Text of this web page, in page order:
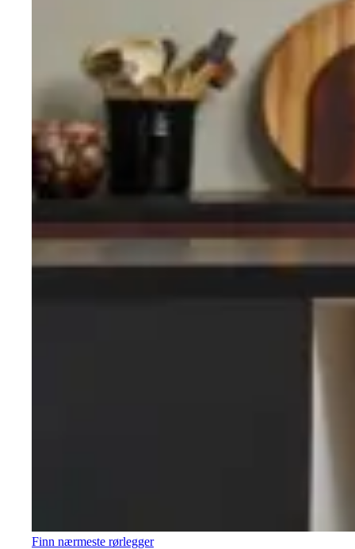
Finn nærmeste rørlegger